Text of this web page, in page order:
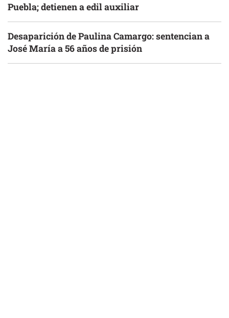
Puebla; detienen a edil auxiliar
Desaparición de Paulina Camargo: sentencian a
José María a 56 años de prisión